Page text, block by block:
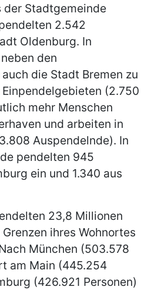
der Stadtgemeinde
2.542
Oldenburg. In
den
die Stadt Bremen zu
(2.750
mehr Menschen
und arbeiten in
Auspendelnde). In
pendelten 945
ein und 1.340 aus
23,8 Millionen
ihres Wohnortes
München (503.578
am Main (445.254
(426.921 Personen)